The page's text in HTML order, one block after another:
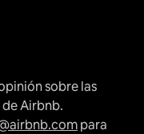
sobre las
Airbnb.
para